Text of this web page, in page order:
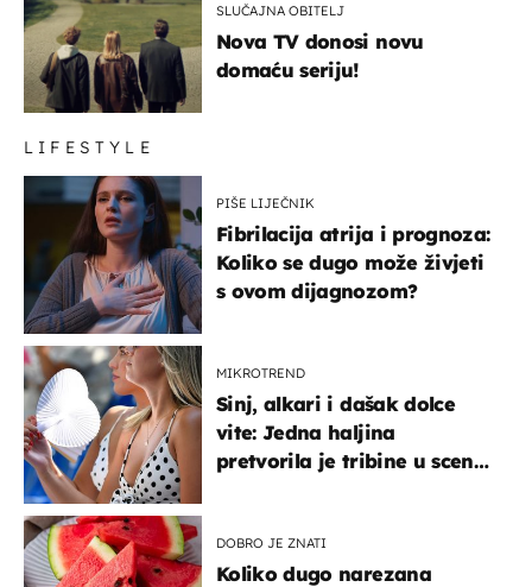
SLUČAJNA OBITELJ
Nova TV donosi novu
domaću seriju!
LIFESTYLE
PIŠE LIJEČNIK
Fibrilacija atrija i prognoza:
Koliko se dugo može živjeti
s ovom dijagnozom?
MIKROTREND
Sinj, alkari i dašak dolce
vite: Jedna haljina
pretvorila je tribine u scenu
DOBRO JE ZNATI
Koliko dugo narezana